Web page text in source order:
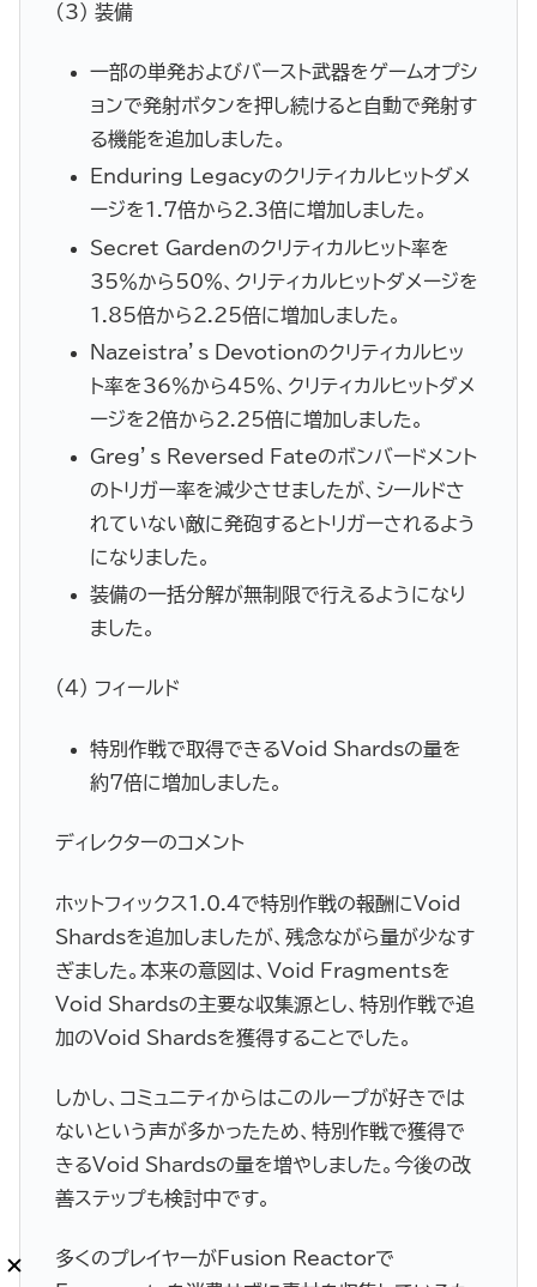
(3) 装備
一部の単発およびバースト武器をゲームオプシ
ョンで発射ボタンを押し続けると自動で発射す
る機能を追加しました。
Enduring Legacyのクリティカルヒットダメ
ージを1.7倍から2.3倍に増加しました。
Secret Gardenのクリティカルヒット率を
35％から50％、クリティカルヒットダメージを
1.85倍から2.25倍に増加しました。
Nazeistra’s Devotionのクリティカルヒッ
ト率を36％から45％、クリティカルヒットダメ
ージを2倍から2.25倍に増加しました。
Greg’s Reversed Fateのボンバードメント
のトリガー率を減少させましたが、シールドさ
れていない敵に発砲するとトリガーされるよう
になりました。
装備の一括分解が無制限で行えるようになり
ました。
(4) フィールド
特別作戦で取得できるVoid Shardsの量を
約7倍に増加しました。
ディレクターのコメント
ホットフィックス1.0.4で特別作戦の報酬にVoid
Shardsを追加しましたが、残念ながら量が少なす
ぎました。本来の意図は、Void Fragmentsを
Void Shardsの主要な収集源とし、特別作戦で追
加のVoid Shardsを獲得することでした。
しかし、コミュニティからはこのループが好きでは
ないという声が多かったため、特別作戦で獲得で
きるVoid Shardsの量を増やしました。今後の改
善ステップも検討中です。
多くのプレイヤーがFusion Reactorで